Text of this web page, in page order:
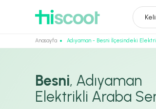
Anasayfa Adıyaman - Besni İlçesindeki
Besni, Adıyaman
Elektrikli Araba